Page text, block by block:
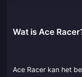
Wat is Ace
Ace Racer kan het